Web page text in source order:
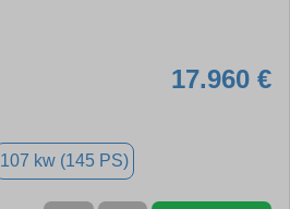
17.960 €
107 kw (145 PS)